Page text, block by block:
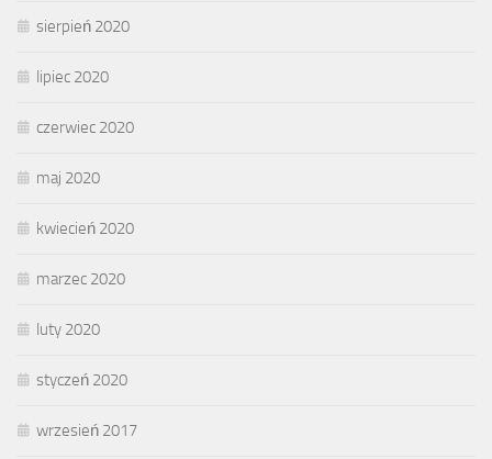
sierpień 2020
lipiec 2020
czerwiec 2020
maj 2020
kwiecień 2020
marzec 2020
luty 2020
styczeń 2020
wrzesień 2017